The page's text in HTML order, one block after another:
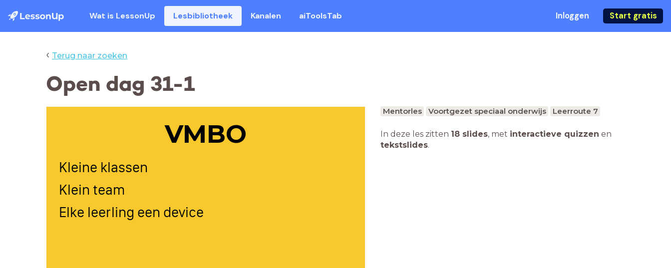
Wat is LessonUp Lesbibliotheek Kanalen aiToolsTab Inloggen Start gratis
‹ Terug naar zoeken
Open dag 31-1
VMBO
Kleine klassen
Klein team
Elke leerling een device
Mentorles Voortgezet speciaal onderwijs Leerroute 7
In deze les zitten 18 slides, met interactieve quizzen en
tekstslides.